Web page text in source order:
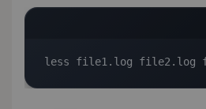
less file1.log file2.log